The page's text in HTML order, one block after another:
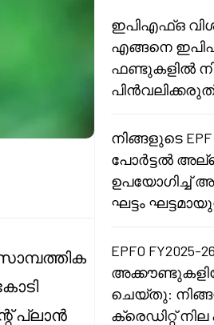
പ്ലാൻ
ഇപിഎഫ്ഒ
എങ്ങനെ
ഫണ്ടുകളിൽ
പിൻവലിക്കരുത്
നിങ്ങളുടെ EPF
പോർട്ടൽ
ഉപയോഗിച്ച്
ഘട്ടം
EPFO
ചെയ്തു:
ക്രെഡിറ്റ്